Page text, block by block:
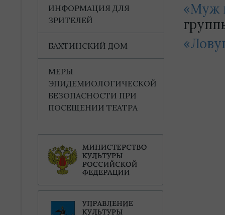
«Муж
ИНФОРМАЦИЯ ДЛЯ
ЗРИТЕЛЕЙ
БАХТИНСКИЙ ДОМ
МЕРЫ
ЭПИДЕМИОЛОГИЧЕСКОЙ
БЕЗОПАСНОСТИ ПРИ
ПОСЕЩЕНИИ ТЕАТРА